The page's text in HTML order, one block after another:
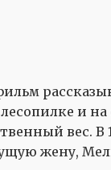
лесопилке и
вес. В
жену,